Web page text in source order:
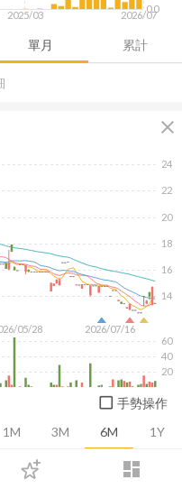
dashboard
登入
單月 累計
2025/03 2026/07
0.0
close
1M 3M 6M 1Y
05/28 2026/07/16
14
16
18
20
22
24
20
40
60
手勢操作
消息面 財務報